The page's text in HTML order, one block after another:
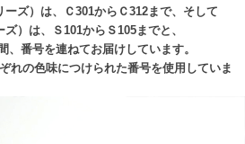
ズ）は、Ｃ301からＣ312まで、そして
）は、Ｓ101からＳ105までと、
、番号を連ねてお届けしています。
れの色味につけられた番号を使用していま